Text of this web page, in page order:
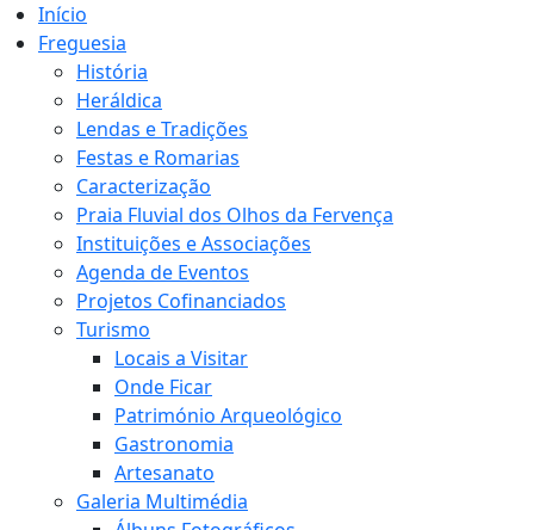
Início
Freguesia
História
Heráldica
Lendas e Tradições
Festas e Romarias
Caracterização
Praia Fluvial dos Olhos da Fervença
Instituições e Associações
Agenda de Eventos
Projetos Cofinanciados
Turismo
Locais a Visitar
Onde Ficar
Património Arqueológico
Gastronomia
Artesanato
Galeria Multimédia